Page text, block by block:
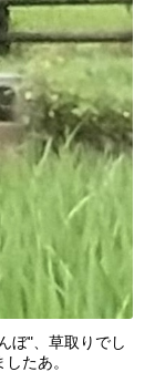
ぼ"、草取りでし
たあ。